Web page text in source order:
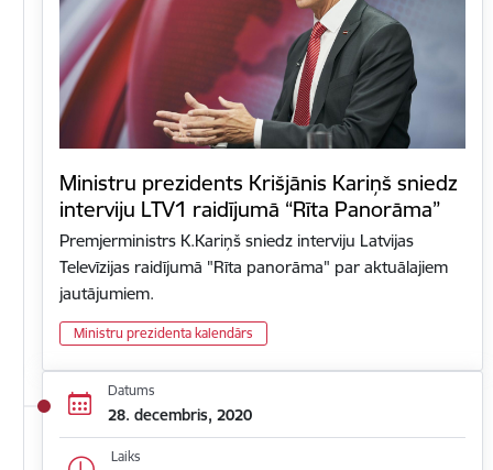
Ministru prezidents Krišjānis Kariņš sniedz
interviju LTV1 raidījumā “Rīta Panorāma”
Premjerministrs K.Kariņš sniedz interviju Latvijas
Televīzijas raidījumā "Rīta panorāma" par aktuālajiem
jautājumiem.
Ministru prezidenta kalendārs
Datums
28. decembris, 2020
Laiks